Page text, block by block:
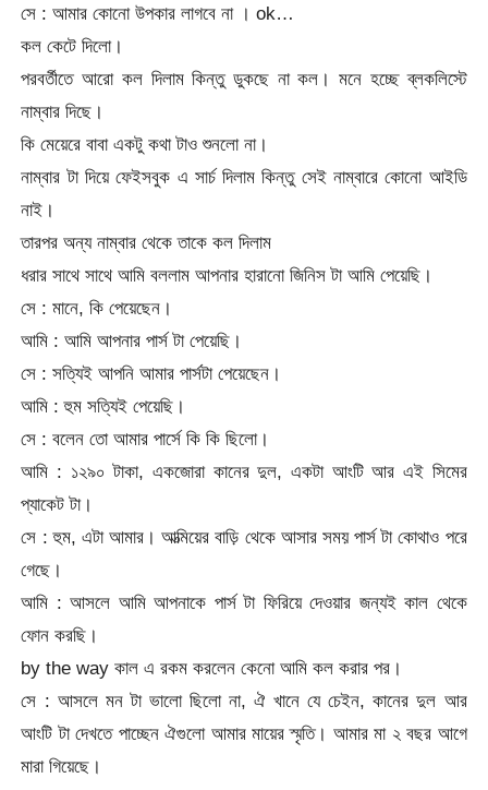
সে : আমার কোনো উপকার লাগবে না । ok…
কল কেটে দিলো।
পরবর্তীতে আরো কল দিলাম কিন্তু ডুকছে না কল। মনে হচ্ছে ব্লকলিস্টে
নাম্বার দিছে।
কি মেয়েরে বাবা একটু কথা টাও শুনলো না।
নাম্বার টা দিয়ে ফেইসবুক এ সার্চ দিলাম কিন্তু সেই নাম্বারে কোনো আইডি
নাই।
তারপর অন্য নাম্বার থেকে তাকে কল দিলাম
ধরার সাথে সাথে আমি বললাম আপনার হারানো জিনিস টা আমি পেয়েছি।
সে : মানে, কি পেয়েছেন।
আমি : আমি আপনার পার্স টা পেয়েছি।
সে : সত্যিই আপনি আমার পার্সটা পেয়েছেন।
আমি : হুম সত্যিই পেয়েছি।
সে : বলেন তো আমার পার্সে কি কি ছিলো।
আমি : ১২৯০ টাকা, একজোরা কানের দুল, একটা আংটি আর এই সিমের
প্যাকেট টা।
সে : হুম, এটা আমার। আত্মিয়ের বাড়ি থেকে আসার সময় পার্স টা কোথাও পরে
গেছে।
আমি : আসলে আমি আপনাকে পার্স টা ফিরিয়ে দেওয়ার জন্যই কাল থেকে
ফোন করছি।
by the way কাল এ রকম করলেন কেনো আমি কল করার পর।
সে : আসলে মন টা ভালো ছিলো না, ঐ খানে যে চেইন, কানের দুল আর
আংটি টা দেখতে পাচ্ছেন ঐগুলো আমার মায়ের স্মৃতি। আমার মা ২ বছর আগে
মারা গিয়েছে।